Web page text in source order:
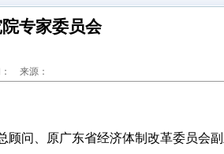
专家委员会
来源：
顾问、原广东省经济体制改革委员会